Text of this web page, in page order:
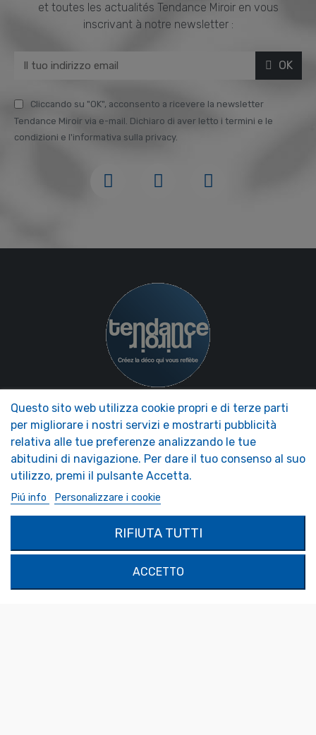
et toutes les actualités Tendance Miroir en vous
inscrivant à notre newsletter :
OK
Cliccando su "OK", acconsento a ricevere la newsletter
Tendance Miroir via e-mail. Dichiaro di aver letto i termini e le
condizioni e l'informativa sulla privacy.
NOS MIROIRS
Accessori Specchi
Specchi per camper
Specchi di sicurezza
Specchi decorativi
LA NOSTRA AZIENDA
Trend Presentazione Specchio
FAQ - Foire aux Questions
MON COMPTE
Il mio account
PRODOTTI
Contattaci
1324 Boulevard du Vivarais
Questo sito web utilizza cookie propri e di terze parti
per migliorare i nostri servizi e mostrarti pubblicità
relativa alle tue preferenze analizzando le tue
abitudini di navigazione. Per dare il tuo consenso al suo
utilizzo, premi il pulsante Accetta.
Piú info Personalizzare i cookie
RIFIUTA TUTTI
ACCETTO